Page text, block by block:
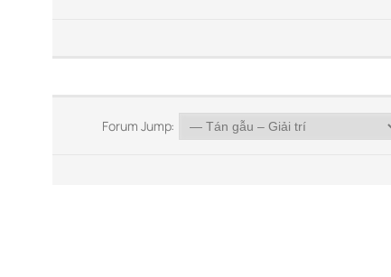
Forum Jump: